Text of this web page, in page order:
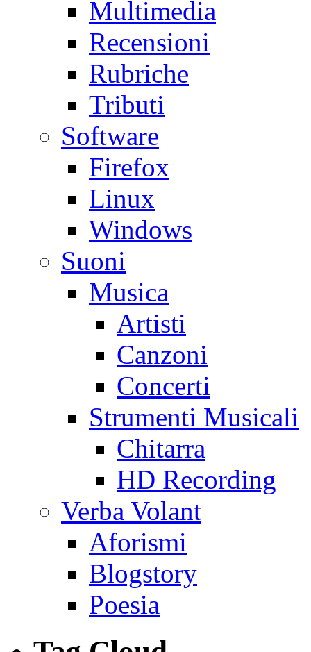
Multimedia
Recensioni
Rubriche
Tributi
Software
Firefox
Linux
Windows
Suoni
Musica
Artisti
Canzoni
Concerti
Strumenti Musicali
Chitarra
HD Recording
Verba Volant
Aforismi
Blogstory
Poesia